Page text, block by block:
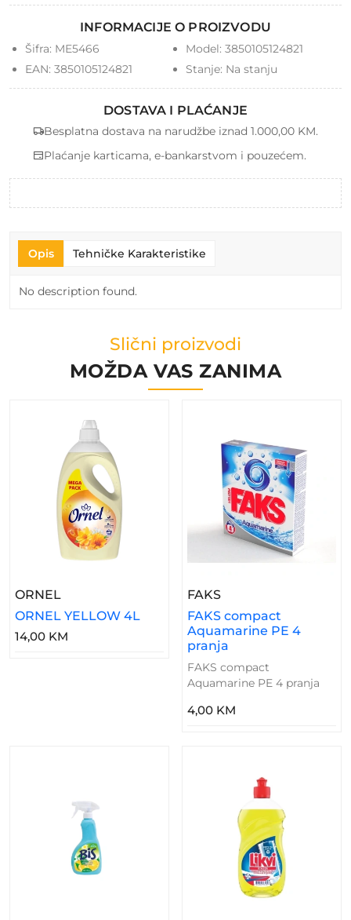
INFORMACIJE O PROIZVODU
Šifra: ME5466 Model: 3850105124821
EAN: 3850105124821 Stanje: Na stanju
DOSTAVA I PLAĆANJE
Besplatna dostava na narudžbe iznad 1.000,00 KM.
Plaćanje karticama, e-bankarstvom i pouzećem.
Opis Tehničke Karakteristike
No description found.
Slični proizvodi
MOŽDA VAS ZANIMA
ORNEL – ORNEL YELLOW 4L
ORNEL YELLOW 4L
14,00 KM
FAKS– FAKS Compact
FAKS compact
Aquamarine PE 4
pranja
FAKS compact
Aquamarine PE 4 pranja
4,00 KM